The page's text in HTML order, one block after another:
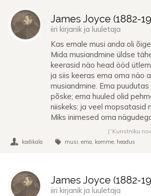
James Joyce (1882-
iiri kirjanik ja luuletaja
Kas emale musi anda oli
Mida musiandmine üldse
keerasid näo head ööd
ja siis keeras ema oma näo
musiandmine. Ema
põske; ema huuled olid
niiskeks; ja veel mopsatasid
Miks inimesed oma
(“Kunstniku
kadikala musi ema komme headus
James Joyce (1882-
iiri kirjanik ja luuletaja